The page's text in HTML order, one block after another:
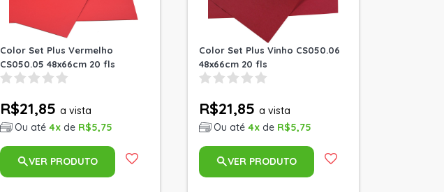
Color Set Plus Vermelho
CS050.05 48x66cm 20 fls
R$21,85 a vista
Ou até 4x de R$5,75
VER PRODUTO
Color Set Plus Vinho CS050.06
48x66cm 20 fls
R$21,85 a vista
Ou até 4x de R$5,75
VER PRODUTO